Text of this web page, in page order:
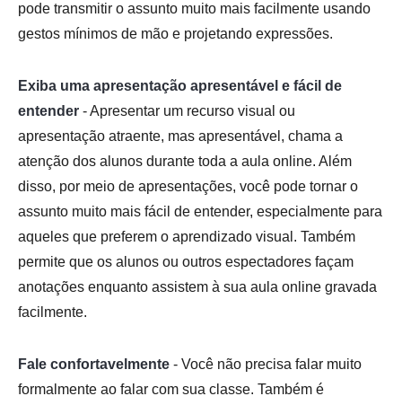
pode transmitir o assunto muito mais facilmente usando
gestos mínimos de mão e projetando expressões.
Exiba uma apresentação apresentável e fácil de
entender - Apresentar um recurso visual ou
apresentação atraente, mas apresentável, chama a
atenção dos alunos durante toda a aula online. Além
disso, por meio de apresentações, você pode tornar o
assunto muito mais fácil de entender, especialmente para
aqueles que preferem o aprendizado visual. Também
permite que os alunos ou outros espectadores façam
anotações enquanto assistem à sua aula online gravada
facilmente.
Fale confortavelmente - Você não precisa falar muito
formalmente ao falar com sua classe. Também é